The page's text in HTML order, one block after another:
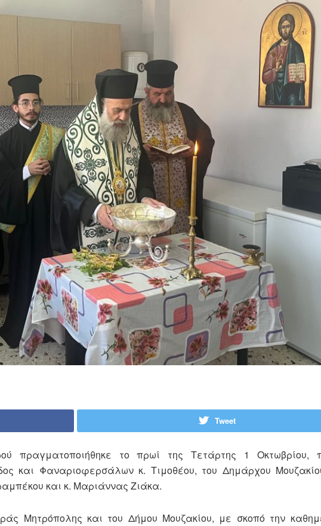
Tweet
πραγματοποιήθηκε το πρωί της Τετάρτης 1 Οκτωβρίου,
και Φαναριοφερσάλων κ. Τιμοθέου, του Δημάρχου
και κ. Μαριάννας Ζιάκα.
Μητρόπολης και του Δήμου Μουζακίου, με σκοπό την